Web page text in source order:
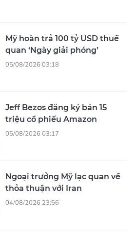
Mỹ hoàn trả 100 tỷ USD thuế
quan ‘Ngày giải phóng’
05/08/2026 03:18
Jeff Bezos đăng ký bán 15
triệu cổ phiếu Amazon
05/08/2026 03:17
Ngoại trưởng Mỹ lạc quan về
thỏa thuận với Iran
04/08/2026 23:56